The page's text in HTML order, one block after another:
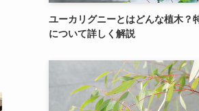
ユーカリグニーとはどんな植木？
について詳しく解説